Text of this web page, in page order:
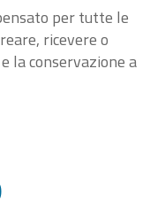
per tutte le
ricevere o
la conservazione a